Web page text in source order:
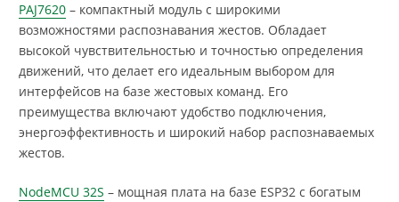
PAJ7620 – компактный модуль с широкими
возможностями распознавания жестов. Обладает
высокой чувствительностью и точностью определения
движений, что делает его идеальным выбором для
интерфейсов на базе жестовых команд. Его
преимущества включают удобство подключения,
энергоэффективность и широкий набор распознаваемых
жестов.
NodeMCU 32S – мощная плата на базе ESP32 с богатым